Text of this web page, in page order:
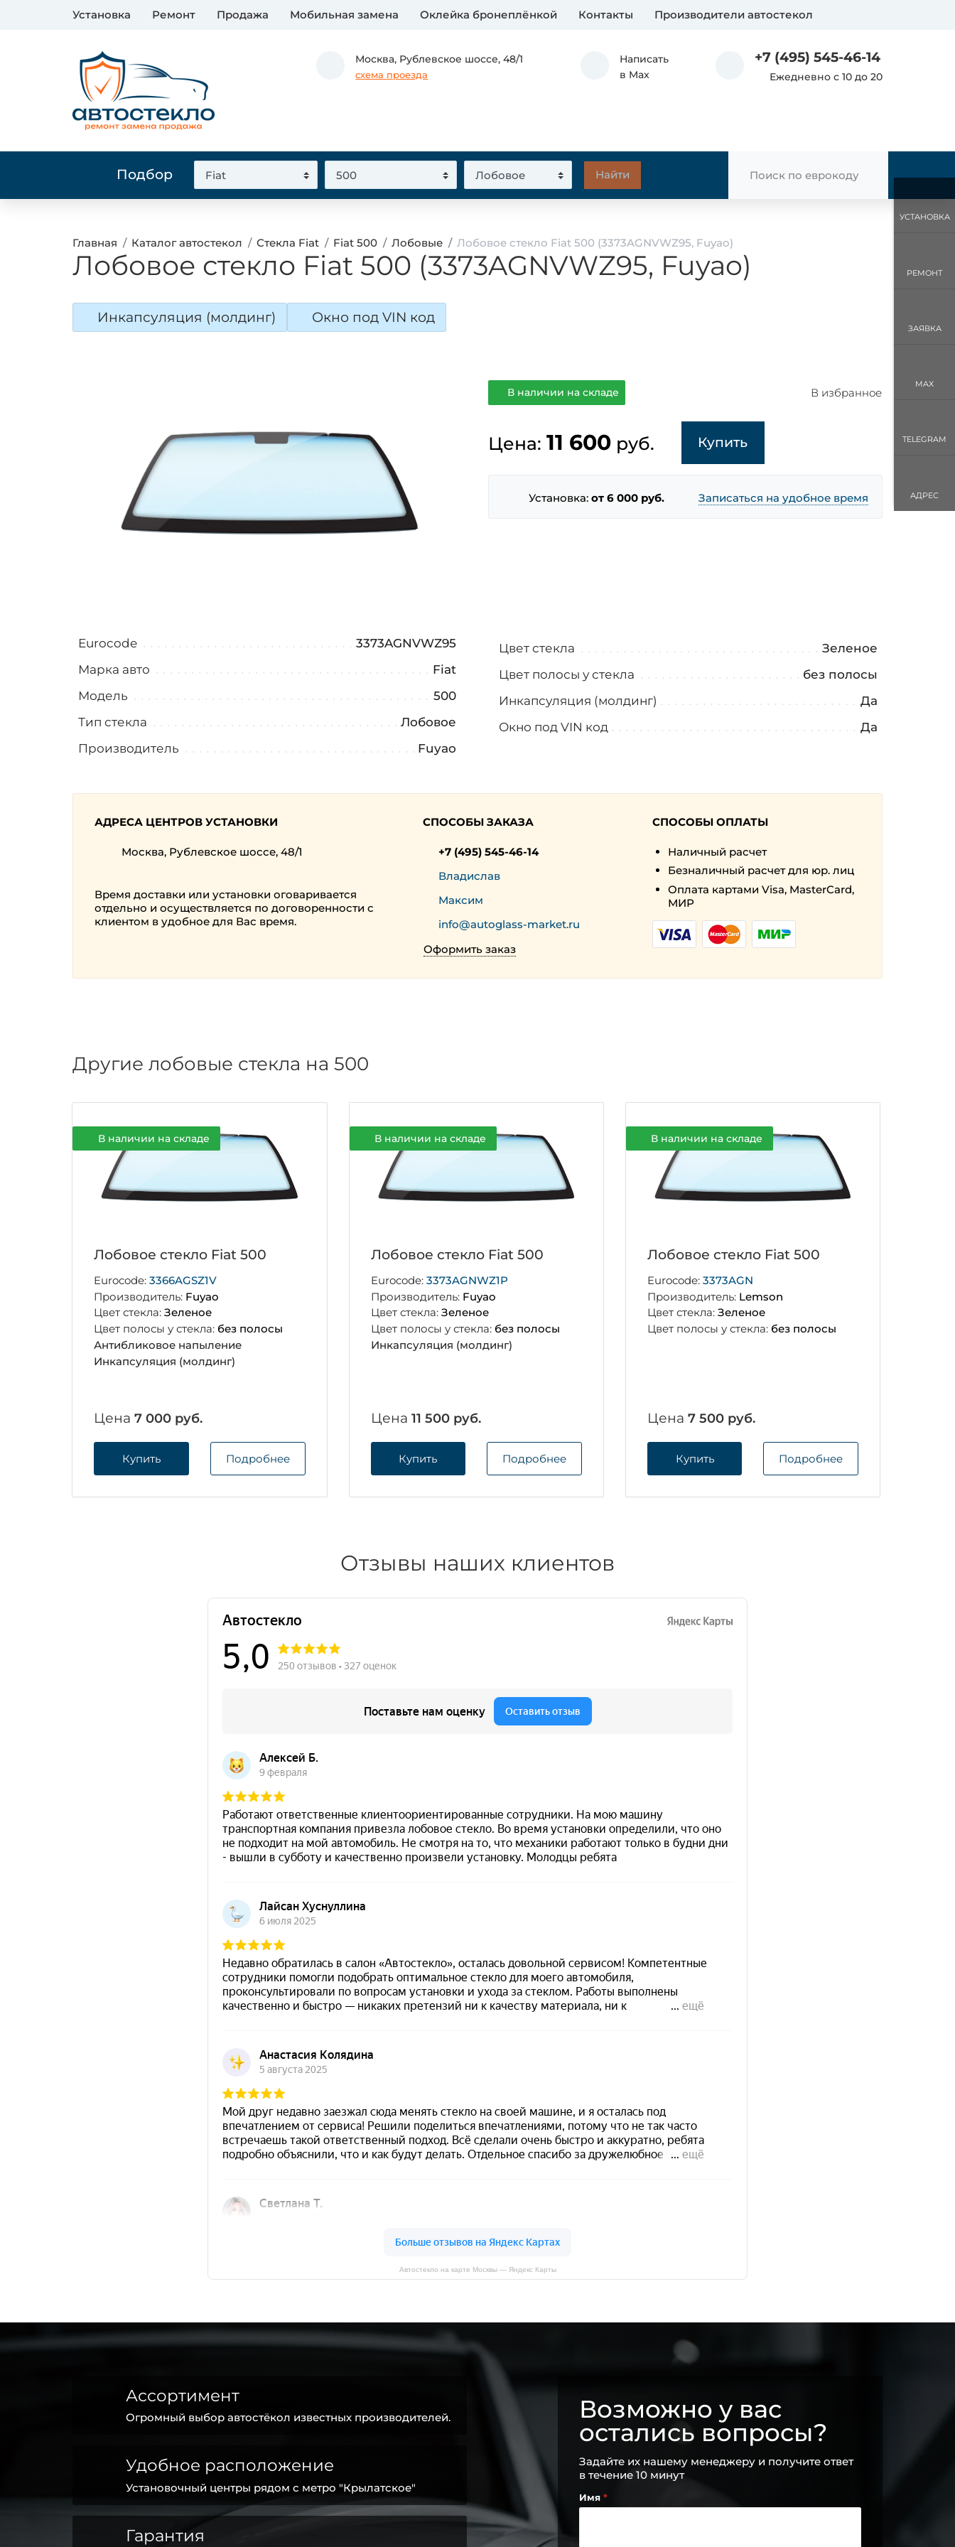
Установка Ремонт Продажа Мобильная замена Оклейка бронеплёнкой Контакты Производители автостекол
Москва, Рублевское шоссе, 48/1
схема проезда
Написать
в Max
+7 (495) 545-46-14
Ежедневно с 10 до 20
Подбор
Главная Каталог автостекол Стекла Fiat Fiat 500 Лобовые Лобовое стекло Fiat 500 (3373AGNVWZ95, Fuyao)
Лобовое стекло Fiat 500 (3373AGNVWZ95, Fuyao)
Инкапсуляция (молдинг) Окно под VIN код
В наличии на складе В избранное
Цена: 11 600 руб. Купить
Установка:от 6 000 руб. Записаться на удобное время
Eurocode
3373AGNVWZ95
Марка авто
Fiat
Модель
500
Тип стекла
Лобовое
Производитель
Fuyao
Цвет стекла
Зеленое
Цвет полосы у стекла
без полосы
Инкапсуляция (молдинг)
Да
Окно под VIN код
Да
АДРЕСА ЦЕНТРОВ УСТАНОВКИ
Москва, Рублевское шоссе, 48/1
Время доставки или установки оговаривается
отдельно и осуществляется по договоренности с
клиентом в удобное для Вас время.
СПОСОБЫ ЗАКАЗА
+7 (495) 545-46-14
Владислав
Максим
info@autoglass-market.ru
Оформить заказ
СПОСОБЫ ОПЛАТЫ
Наличный расчет
Безналичный расчет для юр. лиц
Оплата картами Visa, MasterCard,
МИР
Другие лобовые стекла на 500
В наличии на складе
Лобовое стекло Fiat 500
Eurocode:3366AGSZ1V
Производитель: Fuyao
Цвет стекла:Зеленое
Цвет полосы у стекла: без полосы
Антибликовое напыление
Инкапсуляция (молдинг)
Цена7 000 руб.
Купить Подробнее
В наличии на складе
Лобовое стекло Fiat 500
Eurocode: 3373AGNWZ1P
Производитель: Fuyao
Цвет стекла: Зеленое
Цвет полосы у стекла: без полосы
Инкапсуляция (молдинг)
Цена 11 500 руб.
Купить Подробнее
В наличии на складе
Лобовое стекло Fiat 500
Eurocode: 3373AGN
Производитель: Lemson
Цвет стекла: Зеленое
Цвет полосы у стекла: без полосы
Цена 7 500 руб.
Купить Подробнее
Отзывы наших клиентов
Автостекло на карте Москвы — Яндекс Карты
Ассортимент
Огромный выбор автостёкол известных производителей.
Удобное расположение
Установочный центры рядом с метро "Крылатское"
Гарантия
Возможно у вас
остались вопросы?
Задайте их нашему менеджеру и получите ответ
в течение 10 минут
Имя
УСТАНОВКА
РЕМОНТ
ЗАЯВКА
MAX
TELEGRAM
АДРЕС